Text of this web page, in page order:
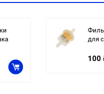
для
100